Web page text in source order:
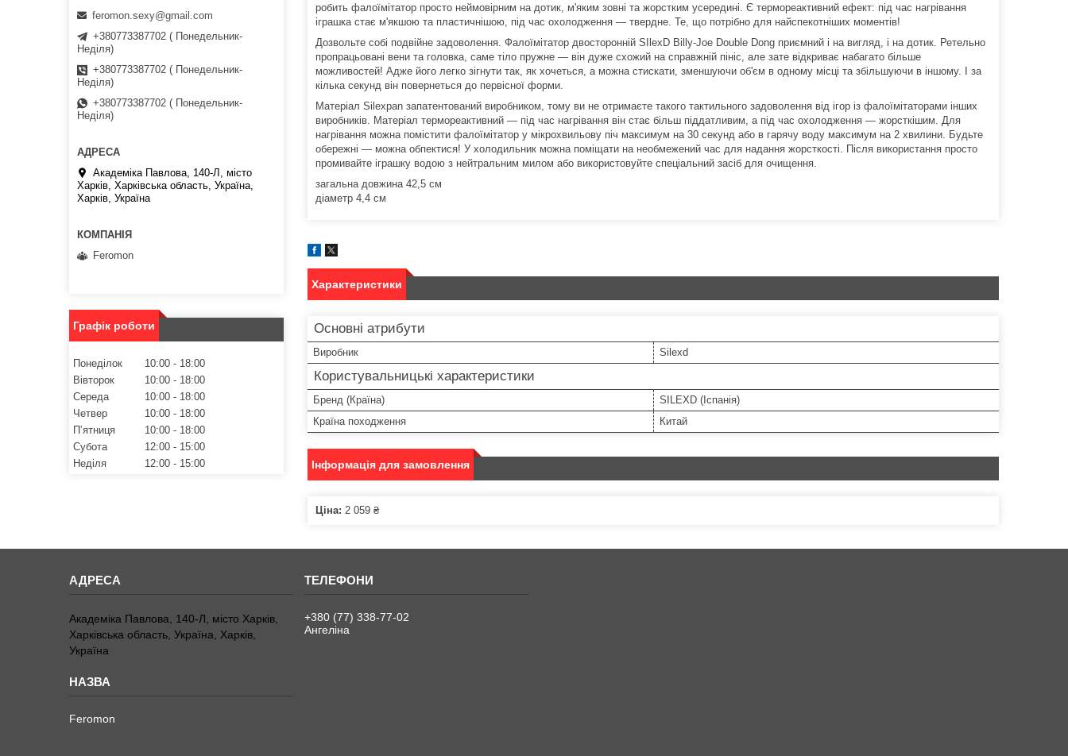
робить фалоїмітатор просто неймовірним на дотик, м'яким зовні та жорстким усередині. Є термореактивний ефект: під час нагрівання
іграшка стає м'якшою та пластичнішою, під час охолодження — твердне. Те, що потрібно для найспекотніших моментів!
Дозвольте собі подвійне задоволення. Фалоїмітатор двосторонній SIlexD Billy-Joe Double Dong приємний і на вигляд, і на дотик. Ретельно
пропрацьовані вени та головка, саме тіло пружне — він дуже схожий на справжній пініс, але зате відкриває набагато більше
можливостей! Адже його легко зігнути так, як хочеться, а можна стискати, зменшуючи об'єм в одному місці та збільшуючи в іншому. І за
кілька секунд він повернеться до первісної форми.
Матеріал Silexpan запатентований виробником, тому ви не отримаєте такого тактильного задоволення від ігор із фалоїмітаторами інших
виробників. Матеріал термореактивний — під час нагрівання він стає більш піддатливим, а під час охолодження — жорсткішим. Для
нагрівання можна помістити фалоїмітатор у мікрохвильову піч максимум на 30 секунд або в гарячу воду максимум на 2 хвилини. Будьте
обережні — можна обпектися! У холодильник можна поміщати на необмежений час для надання жорсткості. Після використання просто
промивайте іграшку водою з нейтральним милом або використовуйте спеціальний засіб для очищення.
загальна довжина 42,5 см
діаметр 4,4 см
Характеристики
Основні атрибути
Виробник Silexd
Користувальницькі характеристики
Бренд (Країна)
SILEXD (Іспанія)
Країна походження
Китай
Інформація для замовлення
Ціна: 2 059 ₴
feromon.sexy@gmail.com
+380773387702 ( Понедельник-
Неділя)
+380773387702 ( Понедельник-
Неділя)
+380773387702 ( Понедельник-
Неділя)
Академіка Павлова, 140-Л, місто
Харків, Харківська область, Україна,
Харків, Україна
Feromon
Графік роботи
Понеділок 10:00
18:00
Вівторок
10:00
18:00
Середа
10:00
18:00
Четвер
10:00
18:00
Пʼятниця
10:00
18:00
Субота
12:00
15:00
Неділя
12:00 15:00
Академіка Павлова, 140-Л, місто Харків,
Харківська область, Україна, Харків,
Україна
Feromon
+380 (77) 338-77-02
Ангеліна